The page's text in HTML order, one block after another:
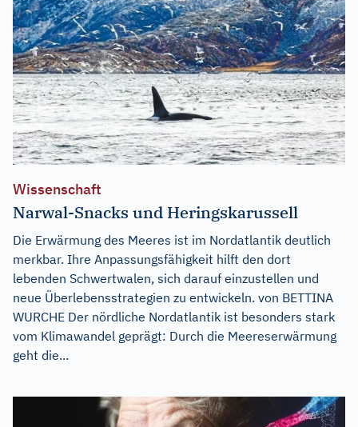
Wissenschaft
Narwal-Snacks und Heringskarussell
Die Erwärmung des Meeres ist im Nordatlantik deutlich
merkbar. Ihre Anpassungsfähigkeit hilft den dort
lebenden Schwertwalen, sich darauf einzustellen und
neue Überlebensstrategien zu entwickeln. von BETTINA
WURCHE Der nördliche Nordatlantik ist besonders stark
vom Klimawandel geprägt: Durch die Meereserwärmung
geht die...